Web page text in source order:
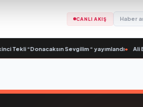
CANLI AKIŞ
Tekli “Donacaksın Sevgilim “ yayımlandı• Ali